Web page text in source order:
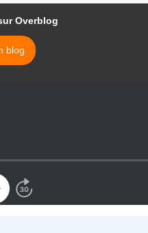
Overblog
blog